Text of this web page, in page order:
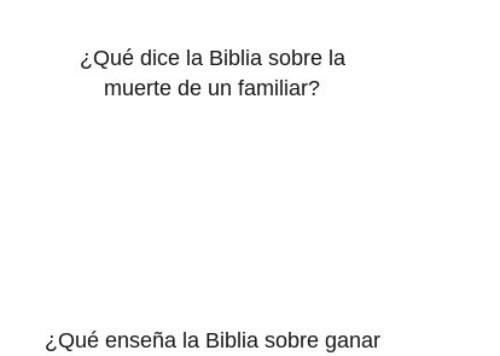
¿Qué dice la Biblia sobre la
muerte de un familiar?
¿Qué enseña la Biblia sobre ganar